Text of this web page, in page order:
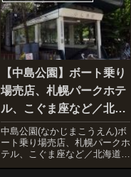
【中島公園】ボート乗り
場売店、札幌パークホテ
ル、こぐま座など／北海
道札幌市
中島公園(なかじまこうえん)ボ
ート乗り場売店、札幌パークホ
テル、こぐま座など／北海道札
幌市天気が良いので中島公園に